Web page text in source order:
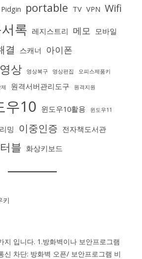
Pidgin portable TV VPN Wifi
록 레지스트리 메모 모바일
결 스캐너 아이폰
영상 영상복구 영상편집 오피스제품키
원격서버관리도구 원격지원
우10 윈도우10활용 윈도우11
밍 이중인증 전자책도서관
블 화상키보드
키
지 입니다. 1.방화벽이나 보안프로그램
신 차단: 방화벽 오픈/ 보안프로그램 비